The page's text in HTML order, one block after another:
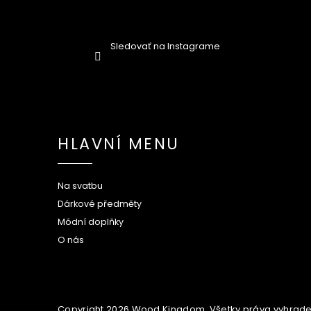
Sledovať na Instagrame
HLAVNÍ MENU
Na svatbu
Dárkové předměty
Módní doplňky
O nás